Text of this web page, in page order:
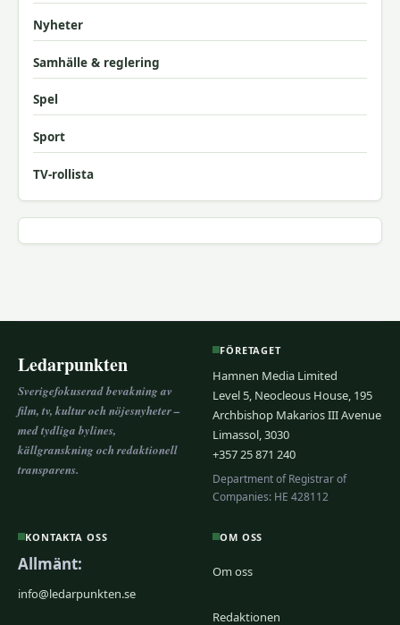
Nyheter
Samhälle & reglering
Spel
Sport
TV-rollista
Ledarpunkten
Sverigefokuserad bevakning av
film, tv, kultur och nöjesnyheter –
med tydliga bylines,
källgranskning och redaktionell
transparens.
FÖRETAGET
Hamnen Media Limited
Level 5, Neocleous House, 195
Archbishop Makarios III Avenue
Limassol, 3030
+357 25 871 240
Department of Registrar of
Companies: HE 428112
KONTAKTA OSS
Allmänt:
info@ledarpunkten.se
OM OSS
Om oss
Redaktionen